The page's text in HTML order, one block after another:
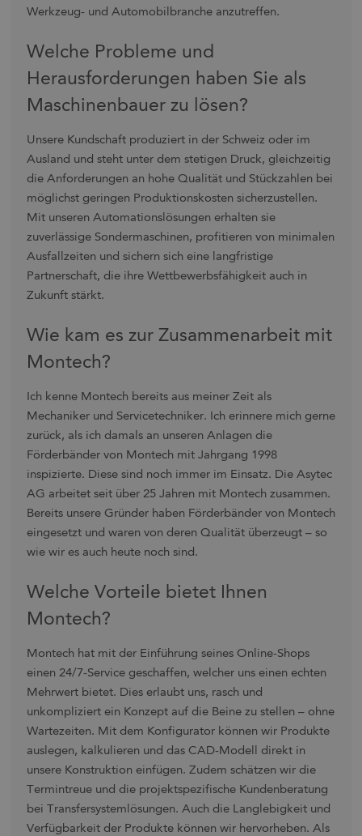
Werkzeug- und Automobilbranche anzutreffen.
Welche Probleme und
Herausforderungen haben Sie als
Maschinenbauer zu lösen?
Unsere Kundschaft produziert in der Schweiz oder im
Ausland und steht unter dem stetigen Druck, gleichzeitig
die Anforderungen an hohe Qualität und Stückzahlen bei
möglichst geringen Produktionskosten sicherzustellen.
Mit unseren Automationslösungen erhalten sie
zuverlässige Sondermaschinen, profitieren von minimalen
Ausfallzeiten und sichern sich eine langfristige
Partnerschaft, die ihre Wettbewerbsfähigkeit auch in
Zukunft stärkt.
Wie kam es zur Zusammenarbeit mit
Montech?
Ich kenne Montech bereits aus meiner Zeit als
Mechaniker und Servicetechniker. Ich erinnere mich gerne
zurück, als ich damals an unseren Anlagen die
Förderbänder von Montech mit Jahrgang 1998
inspizierte. Diese sind noch immer im Einsatz. Die Asytec
AG arbeitet seit über 25 Jahren mit Montech zusammen.
Bereits unsere Gründer haben Förderbänder von Montech
eingesetzt und waren von deren Qualität überzeugt – so
wie wir es auch heute noch sind.
Welche Vorteile bietet Ihnen
Montech?
Montech hat mit der Einführung seines Online-Shops
einen 24/7-Service geschaffen, welcher uns einen echten
Mehrwert bietet. Dies erlaubt uns, rasch und
unkompliziert ein Konzept auf die Beine zu stellen – ohne
Wartezeiten. Mit dem Konfigurator können wir Produkte
auslegen, kalkulieren und das CAD-Modell direkt in
unsere Konstruktion einfügen. Zudem schätzen wir die
Termintreue und die projektspezifische Kundenberatung
bei Transfersystemlösungen. Auch die Langlebigkeit und
Verfügbarkeit der Produkte können wir hervorheben. Als